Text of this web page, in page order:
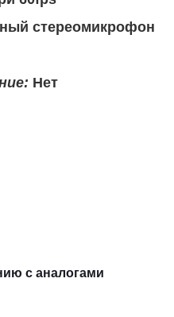
стереомикрофон
Нет
с аналогами